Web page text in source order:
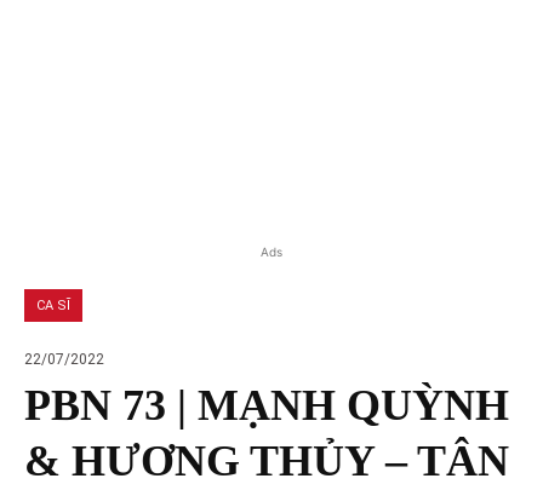
Ads
CA SĨ
22/07/2022
PBN 73 | MẠNH QUỲNH
& HƯƠNG THỦY – TÂN